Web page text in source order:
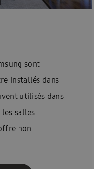
sont
installés dans
utilisés dans
salles
non